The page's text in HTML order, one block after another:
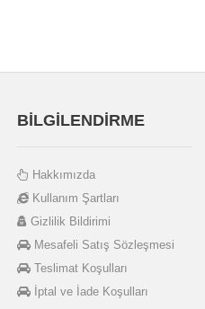
BİLGİLENDİRME
Hakkımızda
Kullanım Şartları
Gizlilik Bildirimi
Mesafeli Satış Sözleşmesi
Teslimat Koşulları
İptal ve İade Koşulları